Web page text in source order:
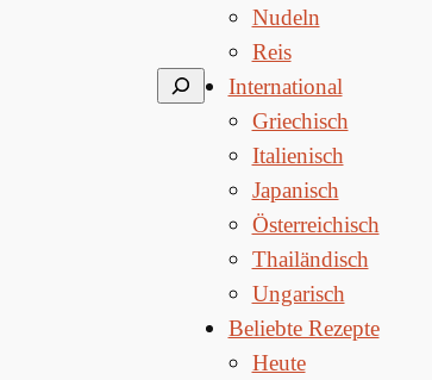
Suchen
Nudeln
Reis
International
Griechisch
Italienisch
Japanisch
Österreichisch
Thailändisch
Ungarisch
Beliebte Rezepte
Heute